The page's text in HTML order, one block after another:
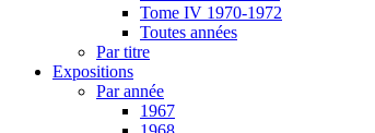
Tome IV 1970-1972
Toutes années
Par titre
Expositions
Par année
1967